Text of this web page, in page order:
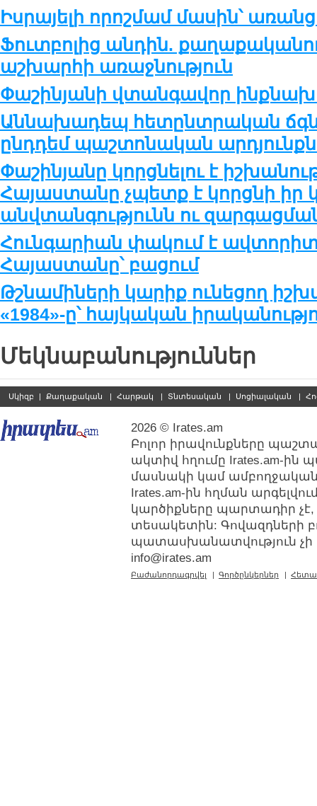
Իսրայելի որոշմամ մասին՝
Ֆուտբոլից անդին.
աշխարհի առաջնություն
Փաշինյանի վտանգավոր
Աննախադեպ հետընտրական
ընդդեմ պաշտոնական
Փաշինյանը կորցնելու է
Հայաստանը չպետք է կորցնի իր
անվտանգությունն ու
Հունգարիան փակում է
Հայաստանը՝ բացում
Թշնամիների կարիք ունեցող
«1984»-ը՝ հայկական
Մեկնաբանություններ
Սկիզբ | Քաղաքական | Հարթակ | Տնտեսական | Սոցիալական |
2026 © Irates.am
Բոլոր իրավունքները
ակտիվ հղումը Irates.am-ին
մասնակի կամ
Irates.am-ին հղման
կարծիքները պարտադիր չէ,
տեսակետին: Գովազդների
պատասխանատվություն չի
info@irates.am
Բաժանորդագրվել | Գործընկերներ |